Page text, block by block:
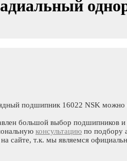
подшипник 16022 NSK можно
большой выбор подшипников
консультацию по подбору
сайте, т.к. мы являемся